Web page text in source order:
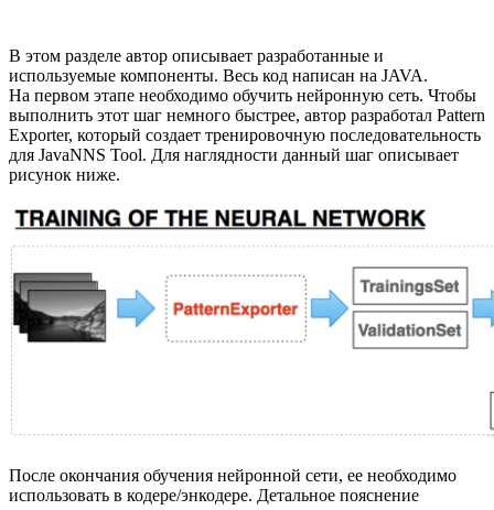
В этом разделе автор описывает разработанные и
используемые компоненты. Весь код написан на JAVA.
На первом этапе необходимо обучить нейронную сеть. Чтобы
выполнить этот шаг немного быстрее, автор разработал Pattern
Exporter, который создает тренировочную последовательность
для JavaNNS Tool. Для наглядности данный шаг описывает
рисунок ниже.
После окончания обучения нейронной сети, ее необходимо
использовать в кодере/энкодере. Детальное пояснение